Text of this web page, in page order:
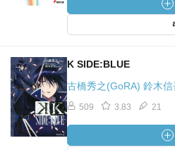
K SIDE:BLUE
古橋秀之(GoRA) 鈴木
509 3.83 21